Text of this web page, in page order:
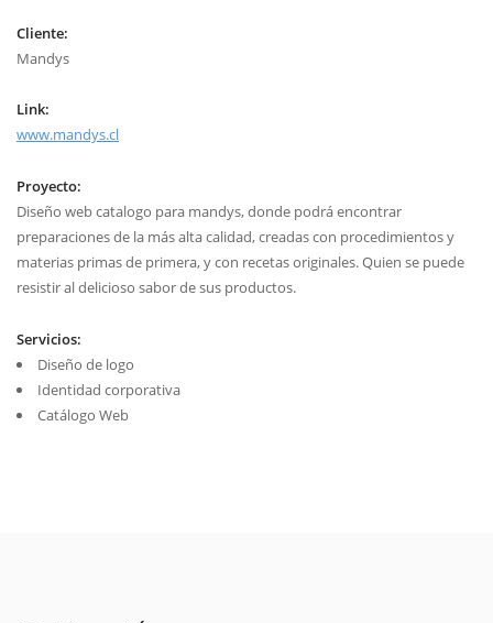
Cliente:
Mandys
Link:
www.mandys.cl
Proyecto:
Diseño web catalogo para mandys, donde podrá encontrar
preparaciones de la más alta calidad, creadas con procedimientos y
materias primas de primera, y con recetas originales. Quien se puede
resistir al delicioso sabor de sus productos.
Servicios:
Diseño de logo
Identidad corporativa
Catálogo Web